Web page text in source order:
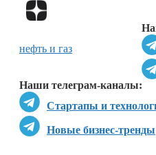
Наши телеграм-каналы:
Стартапы и
Новые бизнес-тренды
нефть и газ